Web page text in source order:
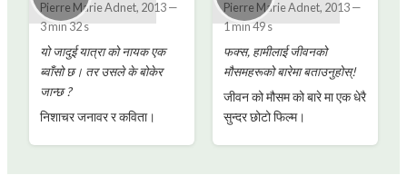
Pierre Marie Adnet, 2013—
3 min 32 s
यो जादुई यात्रा को नायक एक
ब्वाँसो छ। तर उसले के बोकेर
जान्छ ?
निशाचर जनावर र कविता।
Pierre Marie Adnet, 2013—
1 min 49 s
फक्स, हामीलाई जीवनको
मौसमहरूको बारेमा बताउनुहोस्!
जीवन को मौसम को बारे मा एक धेरै
सुन्दर छोटो फिल्म।